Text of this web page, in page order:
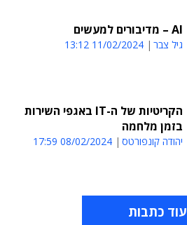
AI – מדיבורים למעשים
גיל צבר 11/02/2024 13:12
הקריטיות של ה-IT באגפי השירות
בזמן מלחמה
יהודה קונפורטס 08/02/2024 17:59
עוד כתבות